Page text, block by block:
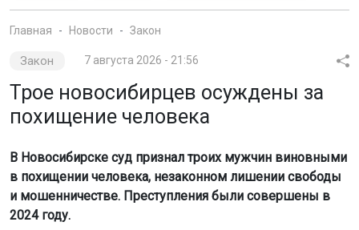
Главная Новости Закон
Закон 7 августа 2026 - 21:56
Трое новосибирцев осуждены за
похищение человека
В Новосибирске суд признал троих мужчин виновными
в похищении человека, незаконном лишении свободы
и мошенничестве. Преступления были совершены в
2024 году.